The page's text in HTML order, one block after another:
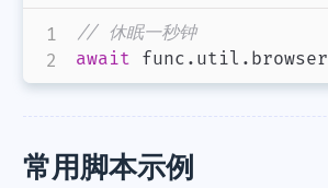
// 休眠一秒钟
await func . util . browser
常用脚本示例